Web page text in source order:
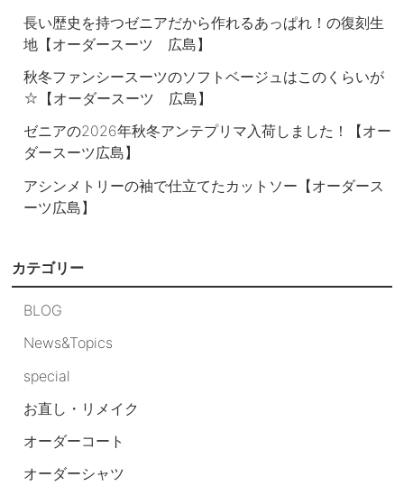
長い歴史を持つゼニアだから作れるあっぱれ！の復刻生
地【オーダースーツ 広島】
秋冬ファンシースーツのソフトベージュはこのくらいが
☆【オーダースーツ 広島】
ゼニアの2026年秋冬アンテプリマ入荷しました！【オー
ダースーツ広島】
アシンメトリーの袖で仕立てたカットソー【オーダース
ーツ広島】
カテゴリー
BLOG
News&Topics
special
お直し・リメイク
オーダーコート
オーダーシャツ